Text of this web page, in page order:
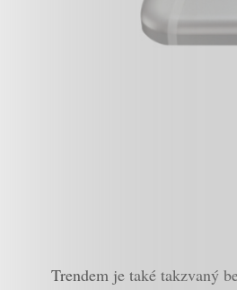
Trendem je také takzvaný